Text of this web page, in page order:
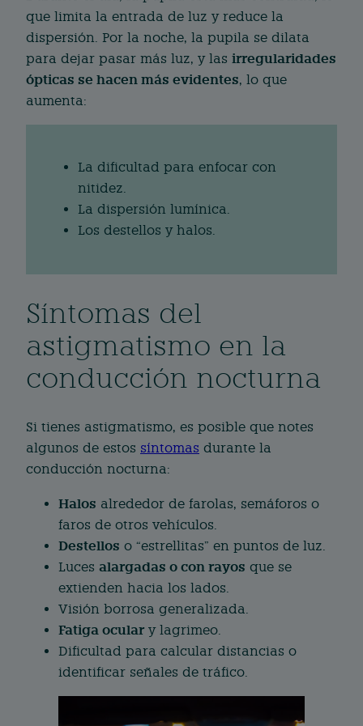
que limita la entrada de luz y reduce la
dispersión. Por la noche, la pupila se dilata
para dejar pasar más luz, y las irregularidades
ópticas se hacen más evidentes, lo que
aumenta:
La dificultad para enfocar con
nitidez.
La dispersión lumínica.
Los destellos y halos.
Síntomas del
astigmatismo en la
conducción nocturna
Si tienes astigmatismo, es posible que notes
algunos de estos síntomas durante la
conducción nocturna:
Halos alrededor de farolas, semáforos o
faros de otros vehículos.
Destellos o “estrellitas” en puntos de luz.
Luces alargadas o con rayos que se
extienden hacia los lados.
Visión borrosa generalizada.
Fatiga oculary lagrimeo.
Dificultad para calcular distancias o
identificar señales de tráfico.